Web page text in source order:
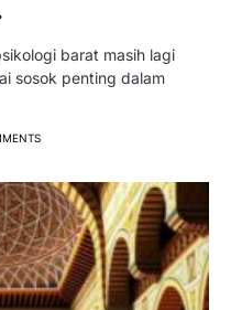
barat masih lagi
sosok penting dalam